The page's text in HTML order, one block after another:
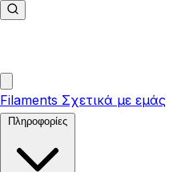
Filaments Σχετικά με εμάς